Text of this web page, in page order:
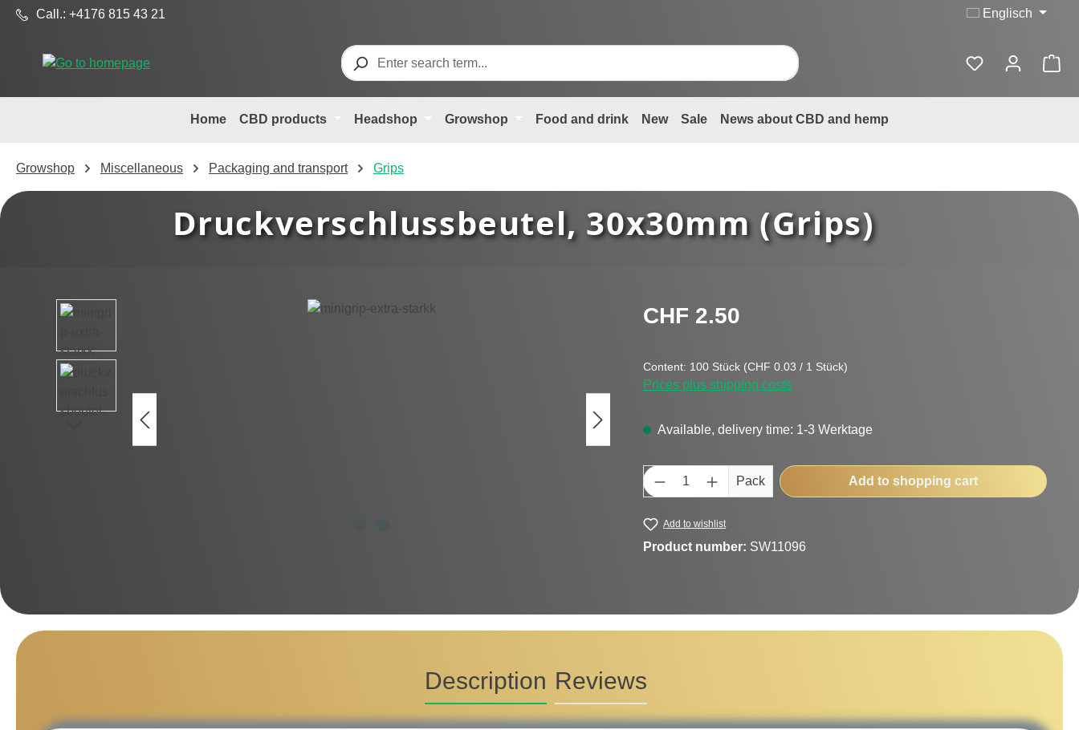
to main content
Skip to search
Skip to main navigation
Call.: +4176 815 43 21 Englisch
Home CBD products Headshop Growshop Food and drink New Sale News about CBD and hemp
Growshop Miscellaneous Packaging and transport Grips
Druckverschlussbeutel, 30x30mm (Grips)
Skip image gallery Regular price:
CHF 2.50
Content: 100 Stück (CHF 0.03 / 1 Stück)
Prices plus shipping costs
Available, delivery time: 1-3 Werktage
Product Quantity: Enter the desired amount or
Pack Add to shopping cart
Add to wishlist
Product number: SW11096
Description Reviews